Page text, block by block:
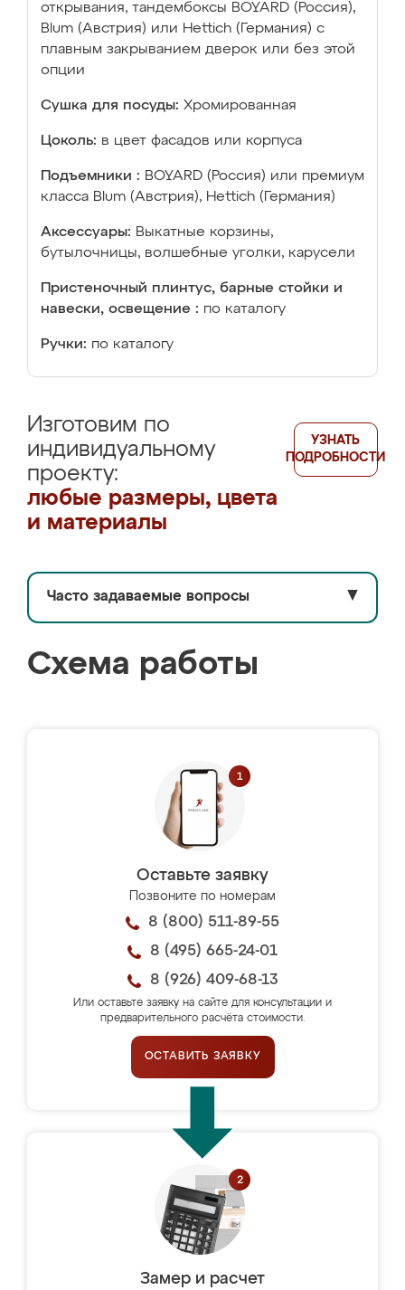
открывания, тандембоксы BOYARD (Россия),
Blum (Австрия) или Hettich (Германия) с
плавным закрыванием дверок или без этой
опции
Сушка для посуды: Хромированная
Цоколь: в цвет фасадов или корпуса
Подъемники : BOYARD (Россия) или премиум
класса Blum (Австрия), Hettich (Германия)
Аксессуары: Выкатные корзины,
бутылочницы, волшебные уголки, карусели
Пристеночный плинтус, барные стойки и
навески, освещение : по каталогу
Ручки: по каталогу
Изготовим по
индивидуальному
проекту:
любые размеры, цвета
и материалы
УЗНАТЬ
ПОДРОБНОСТИ
Часто задаваемые вопросы ▼
Схема работы
Оставьте заявку
Позвоните по номерам
8 (800) 511-89-55
8 (495) 665-24-01
8 (926) 409-68-13
Или оставьте заявку на сайте для консультации и
предварительного расчёта стоимости.
ОСТАВИТЬ ЗАЯВКУ
Замер и расчет